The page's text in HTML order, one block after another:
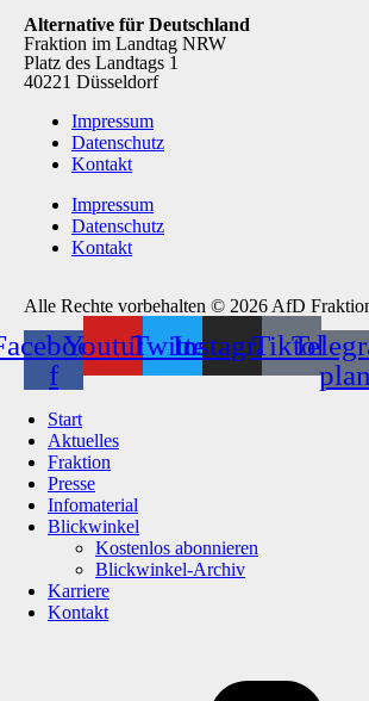
Alternative für Deutschland
Fraktion im Landtag NRW
Platz des Landtags 1
40221 Düsseldorf
Impressum
Datenschutz
Kontakt
Impressum
Datenschutz
Kontakt
Alle Rechte vorbehalten © 2026 AfD
f
YoutubeTwitterInstagramTiktok
Start
Aktuelles
Fraktion
Presse
Infomaterial
Blickwinkel
Kostenlos abonnieren
Blickwinkel-Archiv
Karriere
Kontakt